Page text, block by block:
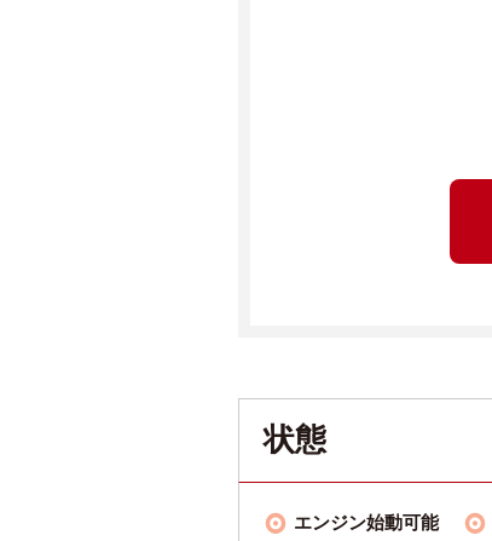
状態
エンジン始動可能